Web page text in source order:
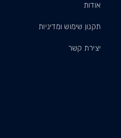
אודות
תקנון שימוש ומדיניות
יצירת קשר